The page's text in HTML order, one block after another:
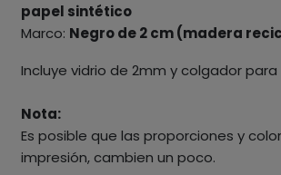
papel sintético
Marco: Negro de 2 cm (madera
Incluye vidrio de 2mm y colgador para
Nota:
Es posible que las proporciones y
impresión, cambien un poco.